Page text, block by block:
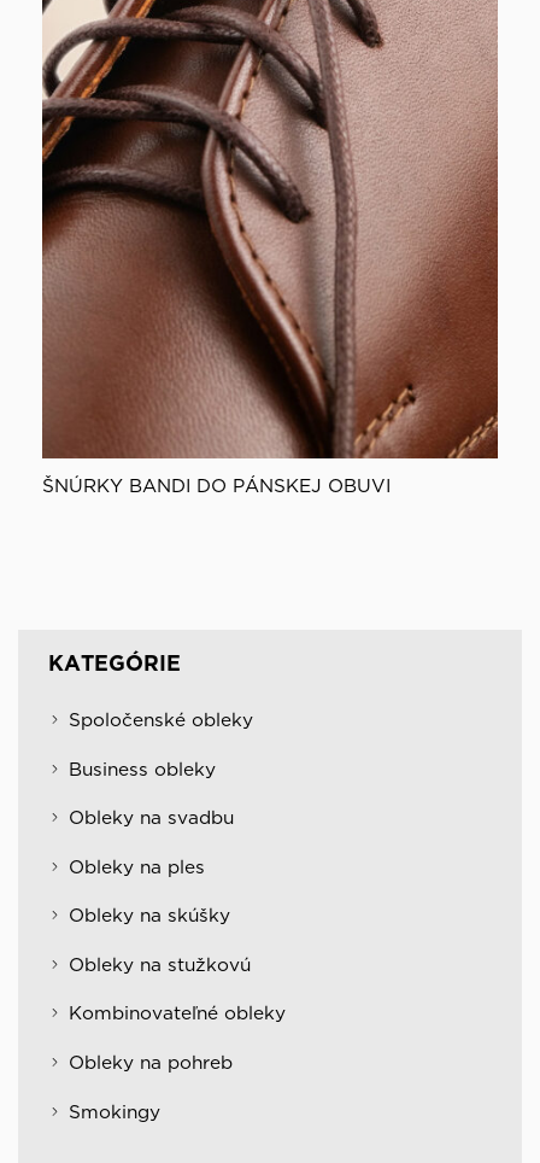
KATEGÓRIE
Spoločenské obleky
Business obleky
Obleky na svadbu
Obleky na ples
Obleky na skúšky
Obleky na stužkovú
Kombinovateľné obleky
Obleky na pohreb
Smokingy
ŠNÚRKY BANDI DO PÁNSKEJ OBUVI